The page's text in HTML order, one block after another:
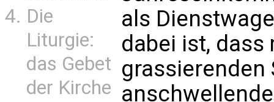
Die
Liturgie:
das Gebet
der Kirche
als
dabei ist, dass
grassierenden